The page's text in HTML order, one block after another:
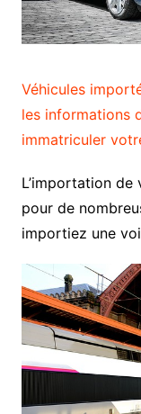
Véhicules
les informations
immatriculer
L’importation
pour de
importiez une